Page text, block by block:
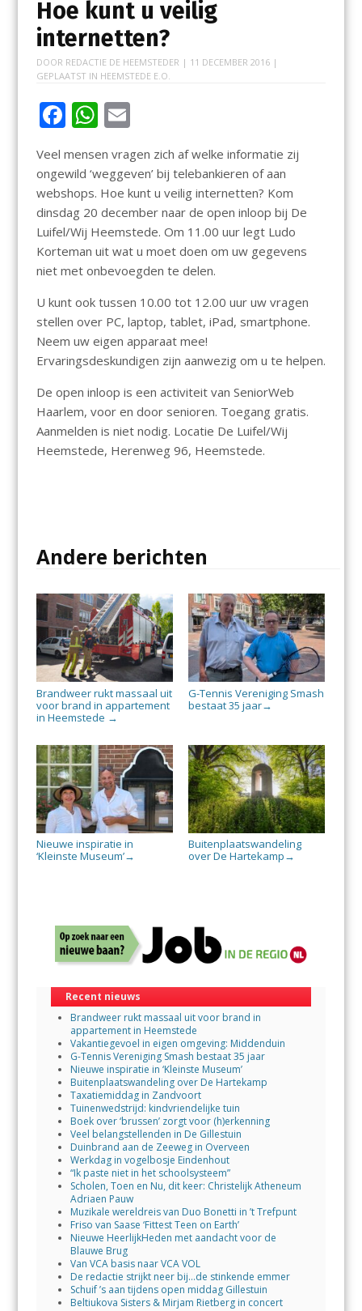
Hoe kunt u veilig
internetten?
DOOR REDACTIE DE HEEMSTEDER | 11 DECEMBER 2016|
GEPLAATST IN HEEMSTEDE E.O.
F
ac
e
b
o
o
k
W
h
at
s
A
p
p
E
ai
l
Veel mensen vragen zich af welke informatie zij
ongewild ‘weggeven’ bij telebankieren of aan
webshops. Hoe kunt u veilig internetten? Kom
dinsdag 20 december naar de open inloop bij De
Luifel/Wij Heemstede. Om 11.00 uur legt Ludo
Korteman uit wat u moet doen om uw gegevens
niet met onbevoegden te delen.
U kunt ook tussen 10.00 tot 12.00 uur uw vragen
stellen over PC, laptop, tablet, iPad, smartphone.
Neem uw eigen apparaat mee!
Ervaringsdeskundigen zijn aanwezig om u te helpen.
De open inloop is een activiteit van SeniorWeb
Haarlem, voor en door senioren. Toegang gratis.
Aanmelden is niet nodig. Locatie De Luifel/Wij
Heemstede, Herenweg 96, Heemstede.
Andere berichten
Brandweer rukt massaal uit
voor brand in appartement
in Heemstede →
G-Tennis Vereniging Smash
bestaat 35 jaar→
Nieuwe inspiratie in
‘Kleinste Museum’→
Buitenplaatswandeling
over De Hartekamp →
Recent nieuws
Brandweer rukt massaal uit voor brand in
appartement in Heemstede
Vakantiegevoel in eigen omgeving: Middenduin
G-Tennis Vereniging Smash bestaat 35 jaar
Nieuwe inspiratie in ‘Kleinste Museum’
Buitenplaatswandeling over De Hartekamp
Taxatiemiddag in Zandvoort
Tuinenwedstrijd: kindvriendelijke tuin
Boek over ‘brussen’ zorgt voor (h)erkenning
Veel belangstellenden in De Gillestuin
Duinbrand aan de Zeeweg in Overveen
Werkdag in vogelbosje Eindenhout
“Ik paste niet in het schoolsysteem”
Scholen, Toen en Nu, dit keer: Christelijk Atheneum
Adriaen Pauw
Muzikale wereldreis van Duo Bonetti in ’t Trefpunt
Friso van Saase ‘Fittest Teen on Earth’
Nieuwe HeerlijkHeden met aandacht voor de
Blauwe Brug
Van VCA basis naar VCA VOL
De redactie strijkt neer bij…de stinkende emmer
Schuif ’s aan tijdens open middag Gillestuin
Beltiukova Sisters & Mirjam Rietberg in concert